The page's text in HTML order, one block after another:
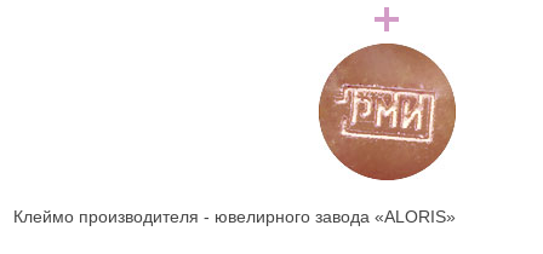
Клеймо производителя - ювелирного завода «ALORIS»